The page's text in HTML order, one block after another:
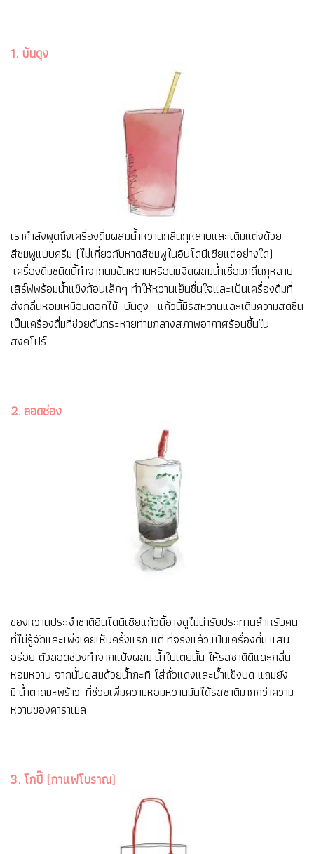
1. บันดุง
เรากำลังพูดถึงเครื่องดื่มผสมน้ำหวานกลิ่นกุหลาบและเติมแต่งด้วย
สีชมพูแบบครีม (ไม่เกี่ยวกับหาดสีชมพูในอินโดนีเซียแต่อย่างใด)
เครื่องดื่มชนิดนี้ทำจากนมข้นหวานหรือนมจืดผสมน้ำเชื่อมกลิ่นกุหลาบ
เสิร์ฟพร้อมน้ำแข็งก้อนเล็กๆ ทำให้หวานเย็นชื่นใจและเป็นเครื่องดื่มที่
ส่งกลิ่นหอมเหมือนดอกไม้ บันดุง แก้วนี้มีรสหวานและเติมความสดชื่น
เป็นเครื่องดื่มที่ช่วยดับกระหายท่ามกลางสภาพอากาศร้อนชื้นใน
สิงคโปร์
2. ลอดช่อง
ของหวานประจำชาติอินโดนีเซียแก้วนี้อาจดูไม่น่ารับประทานสำหรับคน
ที่ไม่รู้จักและเพิ่งเคยเห็นครั้งแรก แต่ ที่จริงแล้ว เป็นเครื่องดื่ม แสน
อร่อย ตัวลอดช่องทำจากแป้งผสม น้ำใบเตยนั้น ให้รสชาติดีและกลิ่น
หอมหวาน จากนั้นผสมด้วยน้ำกะทิ ใส่ถั่วแดงและน้ำแข็งบด แถมยัง
มี น้ำตาลมะพร้าว ที่ช่วยเพิ่มความหอมหวานมันได้รสชาติมากกว่าความ
หวานของคาราเมล
3. โกปี๊ (กาแฟโบราณ)